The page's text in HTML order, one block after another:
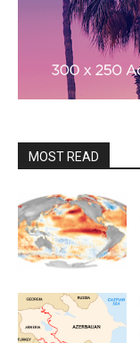
MOST READ